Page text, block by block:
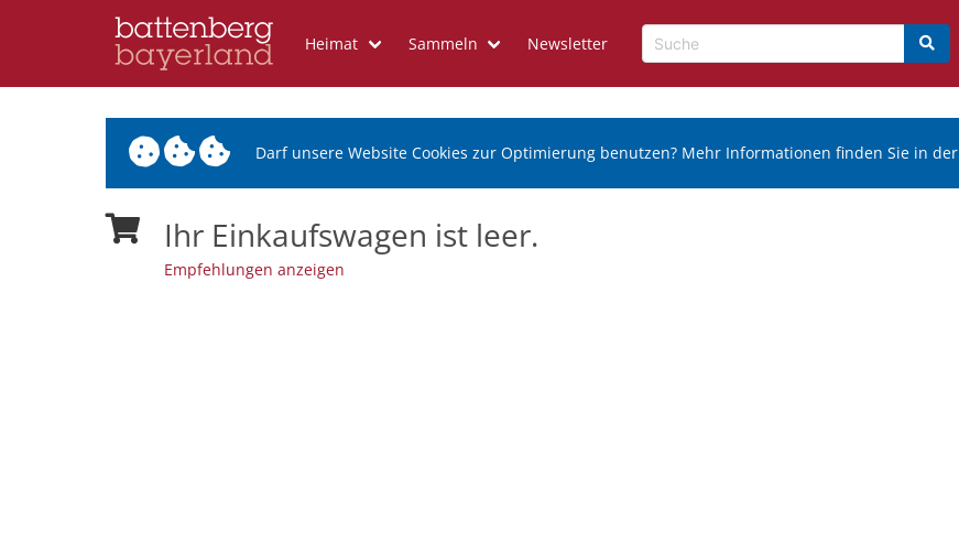
Heimat Sammeln Newsletter
Darf unsere Website Cookies zur Optimierung benutzen? Mehr Informationen finden Sie in der
Ihr Einkaufswagen ist leer.
Empfehlungen anzeigen